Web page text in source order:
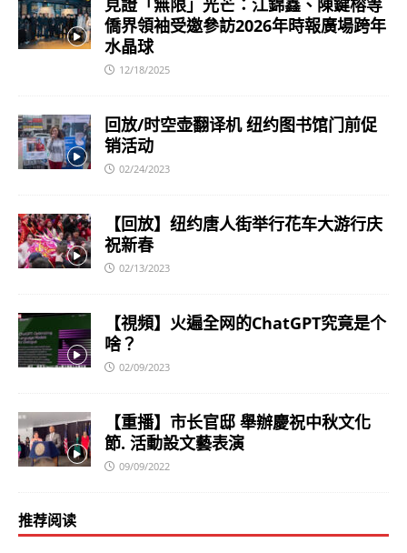
見證「無限」光芒：江錦鑫、陳鍵榕等
僑界領袖受邀參訪2026年時報廣場跨年
水晶球
12/18/2025
回放/时空壶翻译机 纽约图书馆门前促
销活动
02/24/2023
【回放】纽约唐人街举行花车大游行庆
祝新春
02/13/2023
【視頻】火遍全网的ChatGPT究竟是个
啥？
02/09/2023
【重播】市长官邸 舉辦慶祝中秋文化
節. 活動設文藝表演
09/09/2022
推荐阅读